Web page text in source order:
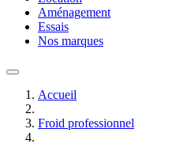
Aménagement
Essais
Nos marques
Accueil
Froid professionnel